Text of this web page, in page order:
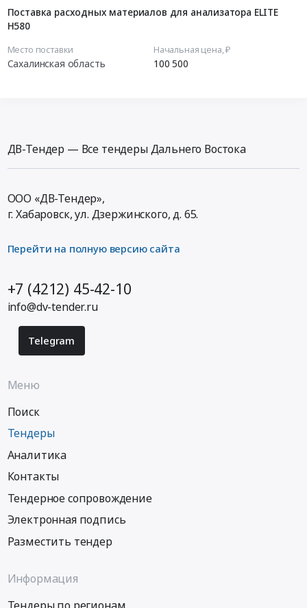
Поставка расходных материалов для анализатора ELITE
H580
Место поставки
Сахалинская область
Начальная цена, ₽
100 500
ДВ-Тендер — Все тендеры Дальнего Востока
ООО «ДВ-Тендер»,
г. Хабаровск,ул. Дзержинского, д. 65.
Перейти на полную версию сайта
+7 (4212) 45-42-10
info@dv-tender.ru
Telegram
Меню
Поиск
Тендеры
Аналитика
Контакты
Тендерное сопровождение
Электронная подпись
Разместить тендер
Информация